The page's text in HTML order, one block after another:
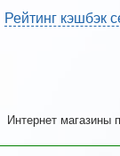
Рейтинг кэшбэк
Интернет магазины